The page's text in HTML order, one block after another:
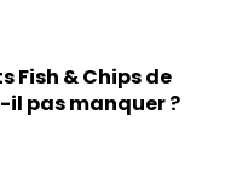
Fish & Chips de
il pas manquer ?